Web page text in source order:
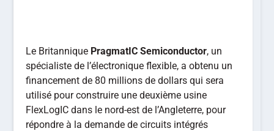
Le Britannique PragmatIC Semiconductor, un
spécialiste de l’électronique flexible, a obtenu un
financement de 80 millions de dollars qui sera
utilisé pour construire une deuxième usine
FlexLogIC dans le nord-est de l’Angleterre, pour
répondre à la demande de circuits intégrés